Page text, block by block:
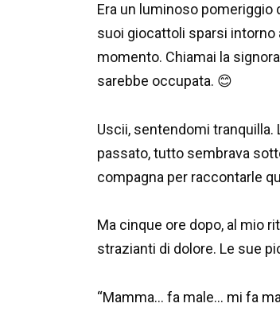
Era un luminoso pomeriggio
suoi giocattoli sparsi intorno
momento. Chiamai la
sarebbe occupata. 😊
Uscii, sentendomi tranquilla.
passato, tutto sembrava
compagna per raccontarle
Ma cinque ore dopo, al mio
strazianti di dolore. Le sue
“Mamma… fa male… mi fa